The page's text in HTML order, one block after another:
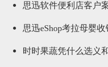
思迅软件便利店客户
思迅eShop考拉母婴
时时果蔬凭什么选义